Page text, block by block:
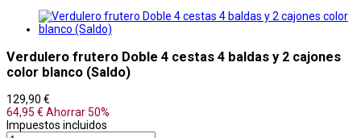
Verdulero frutero Doble 4 cestas 4 baldas y 2 cajones
color blanco (Saldo)
129,90 €
64,95 € Ahorrar 50%
Impuestos incluidos